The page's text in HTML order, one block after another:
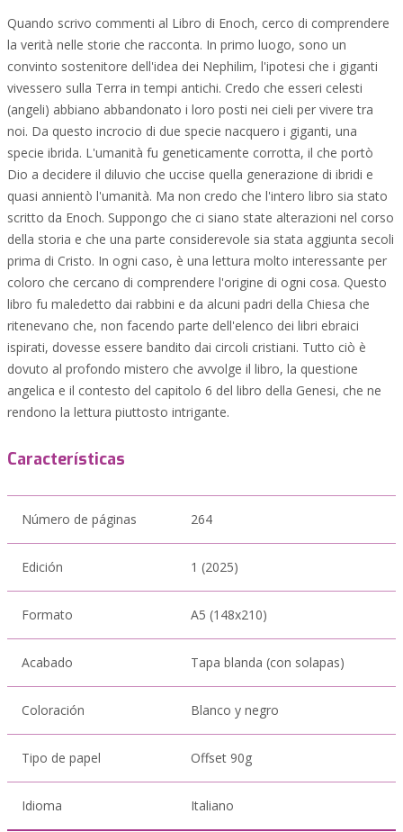
Quando scrivo commenti al Libro di Enoch, cerco di comprendere
la verità nelle storie che racconta. In primo luogo, sono un
convinto sostenitore dell'idea dei Nephilim, l'ipotesi che i giganti
vivessero sulla Terra in tempi antichi. Credo che esseri celesti
(angeli) abbiano abbandonato i loro posti nei cieli per vivere tra
noi. Da questo incrocio di due specie nacquero i giganti, una
specie ibrida. L'umanità fu geneticamente corrotta, il che portò
Dio a decidere il diluvio che uccise quella generazione di ibridi e
quasi annientò l'umanità. Ma non credo che l'intero libro sia stato
scritto da Enoch. Suppongo che ci siano state alterazioni nel corso
della storia e che una parte considerevole sia stata aggiunta secoli
prima di Cristo. In ogni caso, è una lettura molto interessante per
coloro che cercano di comprendere l'origine di ogni cosa. Questo
libro fu maledetto dai rabbini e da alcuni padri della Chiesa che
ritenevano che, non facendo parte dell'elenco dei libri ebraici
ispirati, dovesse essere bandito dai circoli cristiani. Tutto ciò è
dovuto al profondo mistero che avvolge il libro, la questione
angelica e il contesto del capitolo 6 del libro della Genesi, che ne
rendono la lettura piuttosto intrigante.
Características
Número de páginas 264
Edición 1 (2025)
Formato A5 (148x210)
Acabado Tapa blanda (con solapas)
Coloración Blanco y negro
Tipo de papel Offset 90g
Idioma Italiano